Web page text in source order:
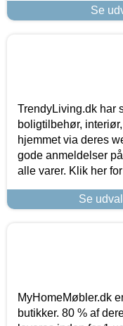
Se
TrendyLiving.dk har
boligtilbehør,
hjemmet via deres
gode anmeldelser
alle varer. Klik her
Se
MyHomeMøbler.dk
butikker. 80 % af